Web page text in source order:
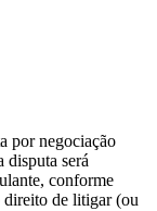
por negociação
disputa será
conforme
direito de litigar (ou